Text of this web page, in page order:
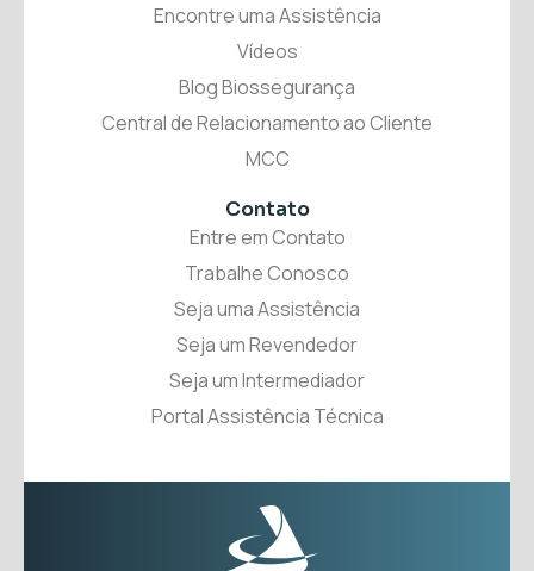
Encontre uma Assistência
Vídeos
Blog Biossegurança
Central de Relacionamento ao Cliente
MCC
Contato
Entre em Contato
Trabalhe Conosco
Seja uma Assistência
Seja um Revendedor
Seja um Intermediador
Portal Assistência Técnica